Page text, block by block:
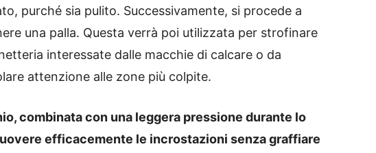
purché sia pulito. Successivamente, si procede a
una palla. Questa verrà poi utilizzata per strofinare
interessate dalle macchie di calcare o da
attenzione alle zone più colpite.
combinata con una leggera pressione durante lo
efficacemente le incrostazioni senza graffiare